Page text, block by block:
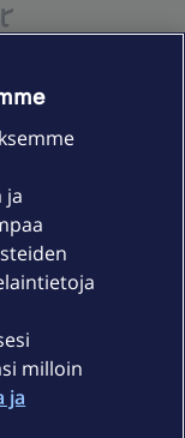
ja
milloin
ja